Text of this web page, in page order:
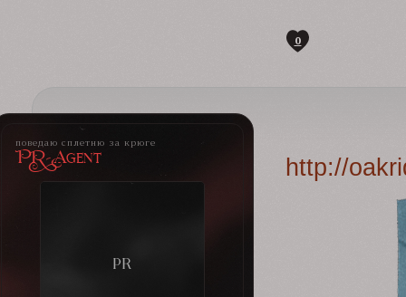
0
поведаю сплетню за крюге
PR-Agent http://